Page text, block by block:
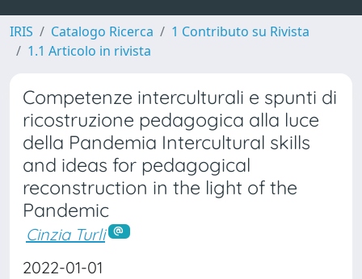
IRIS Catalogo Ricerca
1 Contributo su Rivista
1.1 Articolo in rivista
Competenze interculturali e spunti di
ricostruzione pedagogica alla luce
della Pandemia Intercultural skills
and ideas for pedagogical
reconstruction in the light of the
Pandemic
Cinzia Turli
2022-01-01